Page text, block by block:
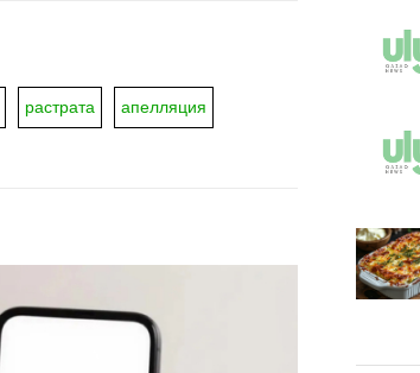
растрата апелляция